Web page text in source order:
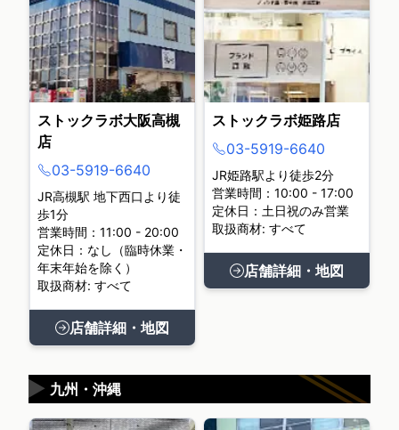
ストックラボ大阪高槻
店
03-5919-6640
JR高槻駅 地下西口より徒
歩1分
営業時間：11:00 - 20:00
定休日：なし（臨時休業・
年末年始を除く）
取扱商材: すべて
店舗詳細・地図
ストックラボ姫路店
03-5919-6640
JR姫路駅より徒歩2分
営業時間：10:00 - 17:00
定休日：土日祝のみ営業
取扱商材: すべて
店舗詳細・地図
九州・沖縄
▶